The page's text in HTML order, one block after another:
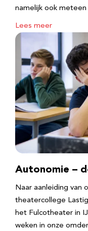
namelijk ook
Lees meer
Autonomie –
Naar aanleiding van
theatercollege
het Fulcotheater in
weken in onze